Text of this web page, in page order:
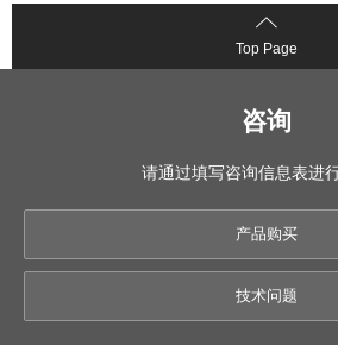
Top Page
咨询
请通过填写咨询信息表进行
产品购买
技术问题